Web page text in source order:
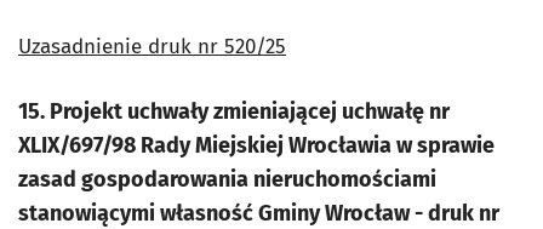
Uzasadnienie druk nr 520/25
15. Projekt uchwały zmieniającej uchwałę nr
XLIX/697/98 Rady Miejskiej Wrocławia w sprawie
zasad gospodarowania nieruchomościami
stanowiącymi własność Gminy Wrocław - druk nr